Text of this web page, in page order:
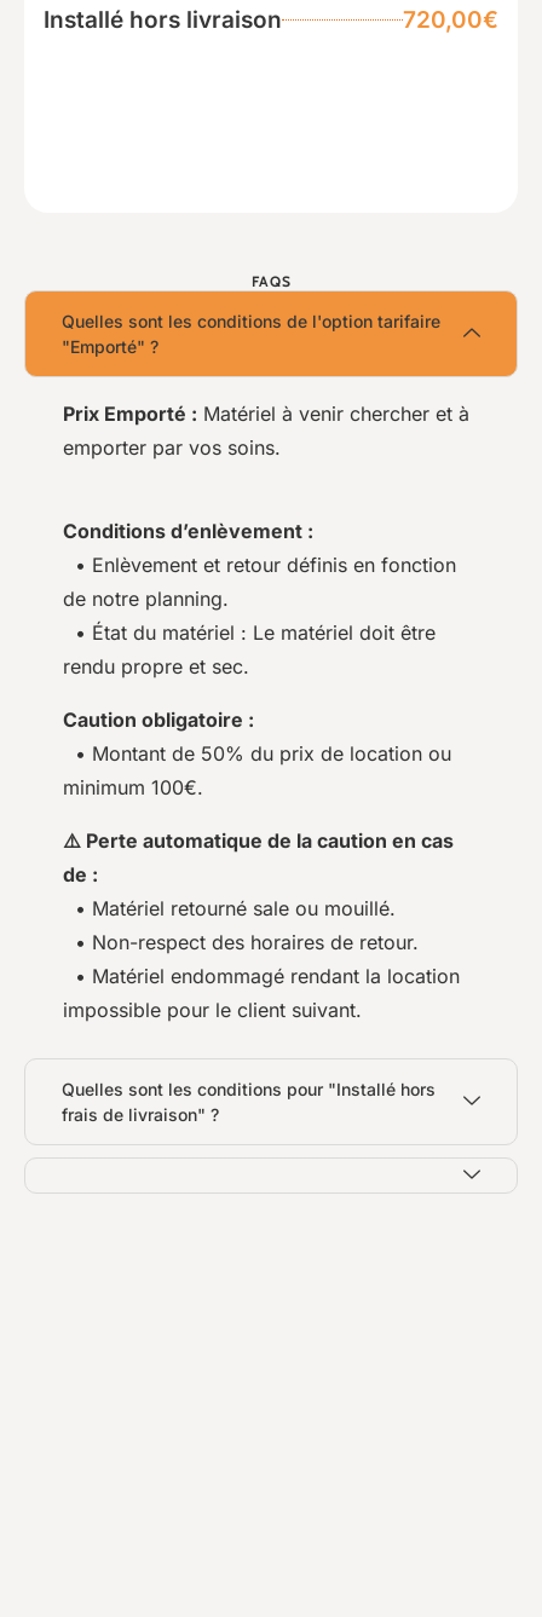
Installé hors livraison 720,00€
FAQS
Quelles sont les conditions de l'option tarifaire
"Emporté" ?
Prix Emporté : Matériel à venir chercher et à
emporter par vos soins.
Conditions d’enlèvement :
• Enlèvement et retour définis en fonction
de notre planning.
• État du matériel : Le matériel doit être
rendu propre et sec.
Caution obligatoire :
• Montant de 50% du prix de location ou
minimum 100€.
⚠️ Perte automatique de la caution en cas
de :
• Matériel retourné sale ou mouillé.
• Non-respect des horaires de retour.
• Matériel endommagé rendant la location
impossible pour le client suivant.
Quelles sont les conditions pour "Installé hors
frais de livraison" ?